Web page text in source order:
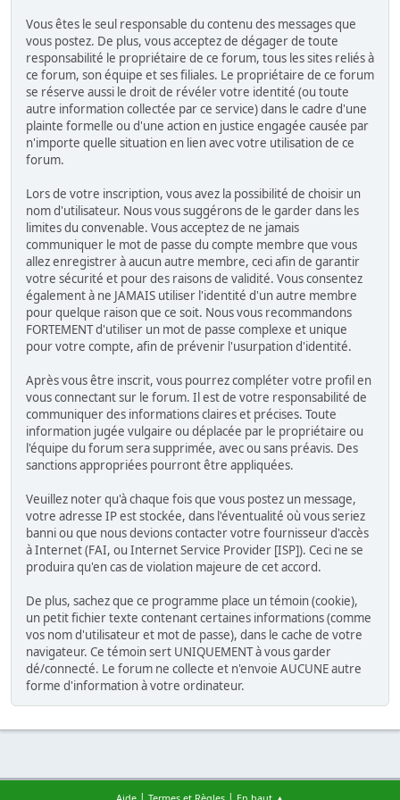
Vous êtes le seul responsable du contenu des messages que
vous postez. De plus, vous acceptez de dégager de toute
responsabilité le propriétaire de ce forum, tous les sites reliés à
ce forum, son équipe et ses filiales. Le propriétaire de ce forum
se réserve aussi le droit de révéler votre identité (ou toute
autre information collectée par ce service) dans le cadre d'une
plainte formelle ou d'une action en justice engagée causée par
n'importe quelle situation en lien avec votre utilisation de ce
forum.
Lors de votre inscription, vous avez la possibilité de choisir un
nom d'utilisateur. Nous vous suggérons de le garder dans les
limites du convenable. Vous acceptez de ne jamais
communiquer le mot de passe du compte membre que vous
allez enregistrer à aucun autre membre, ceci afin de garantir
votre sécurité et pour des raisons de validité. Vous consentez
également à ne JAMAIS utiliser l'identité d'un autre membre
pour quelque raison que ce soit. Nous vous recommandons
FORTEMENT d'utiliser un mot de passe complexe et unique
pour votre compte, afin de prévenir l'usurpation d'identité.
Après vous être inscrit, vous pourrez compléter votre profil en
vous connectant sur le forum. Il est de votre responsabilité de
communiquer des informations claires et précises. Toute
information jugée vulgaire ou déplacée par le propriétaire ou
l'équipe du forum sera supprimée, avec ou sans préavis. Des
sanctions appropriées pourront être appliquées.
Veuillez noter qu'à chaque fois que vous postez un message,
votre adresse IP est stockée, dans l'éventualité où vous seriez
banni ou que nous devions contacter votre fournisseur d'accès
à Internet (FAI, ou Internet Service Provider [ISP]). Ceci ne se
produira qu'en cas de violation majeure de cet accord.
De plus, sachez que ce programme place un témoin (cookie),
un petit fichier texte contenant certaines informations (comme
vos nom d'utilisateur et mot de passe), dans le cache de votre
navigateur. Ce témoin sert UNIQUEMENT à vous garder
dé/connecté. Le forum ne collecte et n'envoie AUCUNE autre
forme d'information à votre ordinateur.